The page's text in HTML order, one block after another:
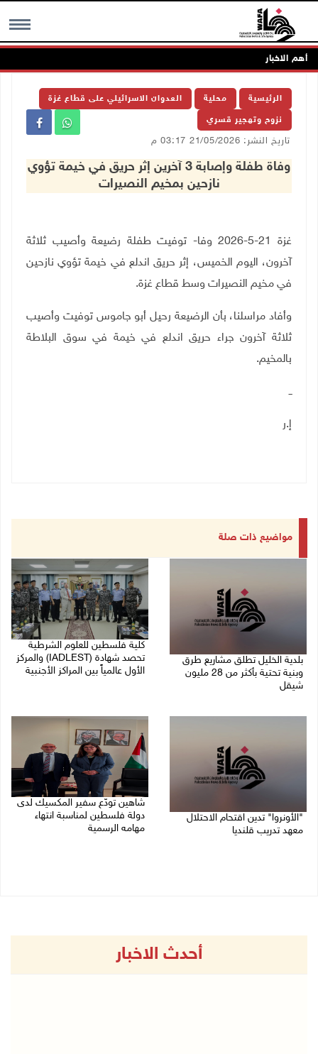
MENU أهم الاخبار
الرئيسية محلية العدوان الاسرائيلي على قطاع غزة
نزوح وتهجير قسري
تاريخ النشر: 21/05/2026 03:17 م
وفاة طفلة وإصابة 3 آخرين إثر حريق في خيمة تؤوي
نازحين بمخيم النصيرات
غزة 21-5-2026 وفا- توفيت طفلة رضيعة وأصيب ثلاثة
آخرون، اليوم الخميس، إثر حريق اندلع في خيمة تؤوي نازحين
في مخيم النصيرات وسط قطاع غزة.
وأفاد مراسلنا، بأن الرضيعة رحيل أبو جاموس توفيت وأصيب
ثلاثة آخرون جراء حريق اندلع في خيمة في سوق البلاطة
بالمخيم.
ــ
إ.ر
مواضيع ذات صلة
بلدية الخليل تطلق مشاريع طرق
وبنية تحتية بأكثر من 28 مليون
شيقل
كلية فلسطين للعلوم الشرطية
تحصد شهادة (IADLEST) والمركز
الأول عالمياً بين المراكز الأجنبية
"الأونروا" تدين اقتحام الاحتلال
معهد تدريب قلنديا
شاهين تودّع سفير المكسيك لدى
دولة فلسطين لمناسبة انتهاء
مهامه الرسمية
أحدث الاخبار